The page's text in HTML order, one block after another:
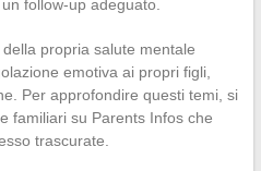
follow-up adeguato.
propria salute mentale
emotiva ai propri figli,
Per approfondire questi temi, si
familiari su Parents Infos che
trascurate.